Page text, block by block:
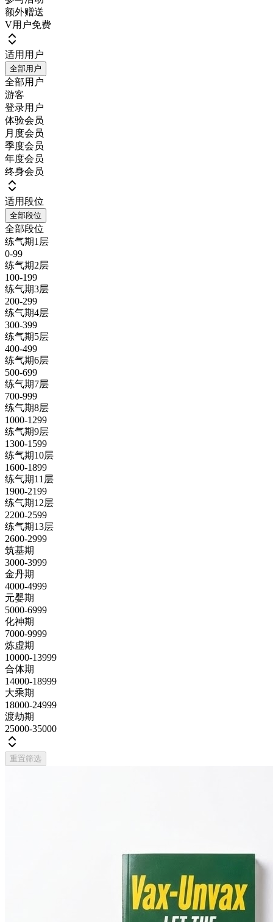
额外赠送
V用户免费
适用用户
全部用户
全部用户
游客
登录用户
体验会员
月度会员
季度会员
年度会员
终身会员
适用段位
全部段位
全部段位
练气期1层
0-99
练气期2层
100-199
练气期3层
200-299
练气期4层
300-399
练气期5层
400-499
练气期6层
500-699
练气期7层
700-999
练气期8层
1000-1299
练气期9层
1300-1599
练气期10层
1600-1899
练气期11层
1900-2199
练气期12层
2200-2599
练气期13层
2600-2999
筑基期
3000-3999
金丹期
4000-4999
元婴期
5000-6999
化神期
7000-9999
炼虚期
10000-13999
合体期
14000-18999
大乘期
18000-24999
渡劫期
25000-35000
重置筛选